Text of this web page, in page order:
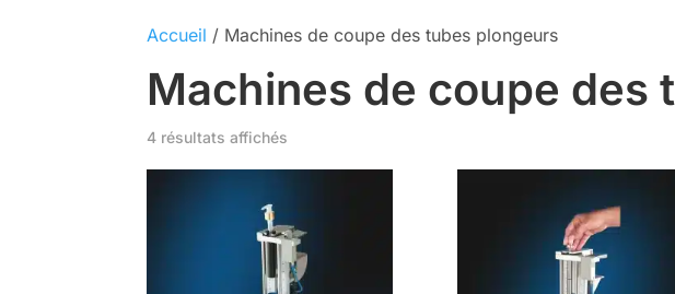
Accueil / Machines de coupe des tubes plongeurs
Machines de coupe des
4 résultats affichés